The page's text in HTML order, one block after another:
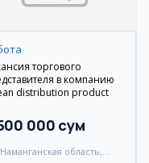
торгового
в компанию
distribution product
000 сум
Наманганская область,